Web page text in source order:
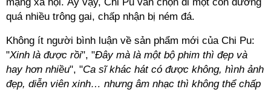
quá nhiều trông gai, chấp nhận bị ném đá.
Không ít người bình luận về sản phẩm mới của Chi Pu:
"Xinh là được rồi", "Đây mà là một bộ phim thì đẹp và
hay hơn nhiều", "Ca sĩ khác hát có được không, hình ảnh
đẹp, diễn viên xinh… nhưng âm nhạc thì không thể chấp